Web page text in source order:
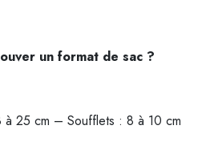
un format de sac ?
à 25 cm – Soufflets : 8 à 10 cm